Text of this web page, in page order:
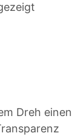
Dreh einen